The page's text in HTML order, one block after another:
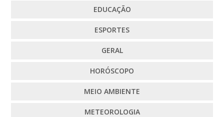
EDUCAÇÃO
ESPORTES
GERAL
HORÓSCOPO
MEIO AMBIENTE
METEOROLOGIA